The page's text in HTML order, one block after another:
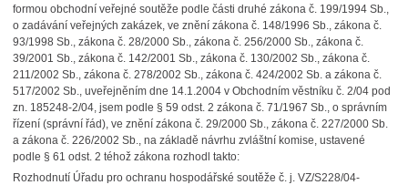
formou obchodní veřejné soutěže podle části druhé zákona č. 199/1994 Sb.,
o zadávání veřejných zakázek, ve znění zákona č. 148/1996 Sb., zákona č.
93/1998 Sb., zákona č. 28/2000 Sb., zákona č. 256/2000 Sb., zákona č.
39/2001 Sb., zákona č. 142/2001 Sb., zákona č. 130/2002 Sb., zákona č.
211/2002 Sb., zákona č. 278/2002 Sb., zákona č. 424/2002 Sb. a zákona č.
517/2002 Sb., uveřejněním dne 14.1.2004 v Obchodním věstníku č. 2/04 pod
zn. 185248-2/04, jsem podle § 59 odst. 2 zákona č. 71/1967 Sb., o správním
řízení (správní řád), ve znění zákona č. 29/2000 Sb., zákona č. 227/2000 Sb.
a zákona č. 226/2002 Sb., na základě návrhu zvláštní komise, ustavené
podle § 61 odst. 2 téhož zákona rozhodl takto:
Rozhodnutí Úřadu pro ochranu hospodářské soutěže č. j. VZ/S228/04-